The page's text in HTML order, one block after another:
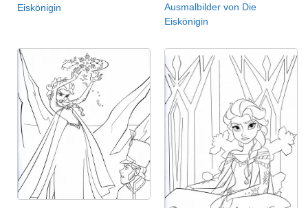
Eiskönigin
Ausmalbilder von Die
Eiskönigin